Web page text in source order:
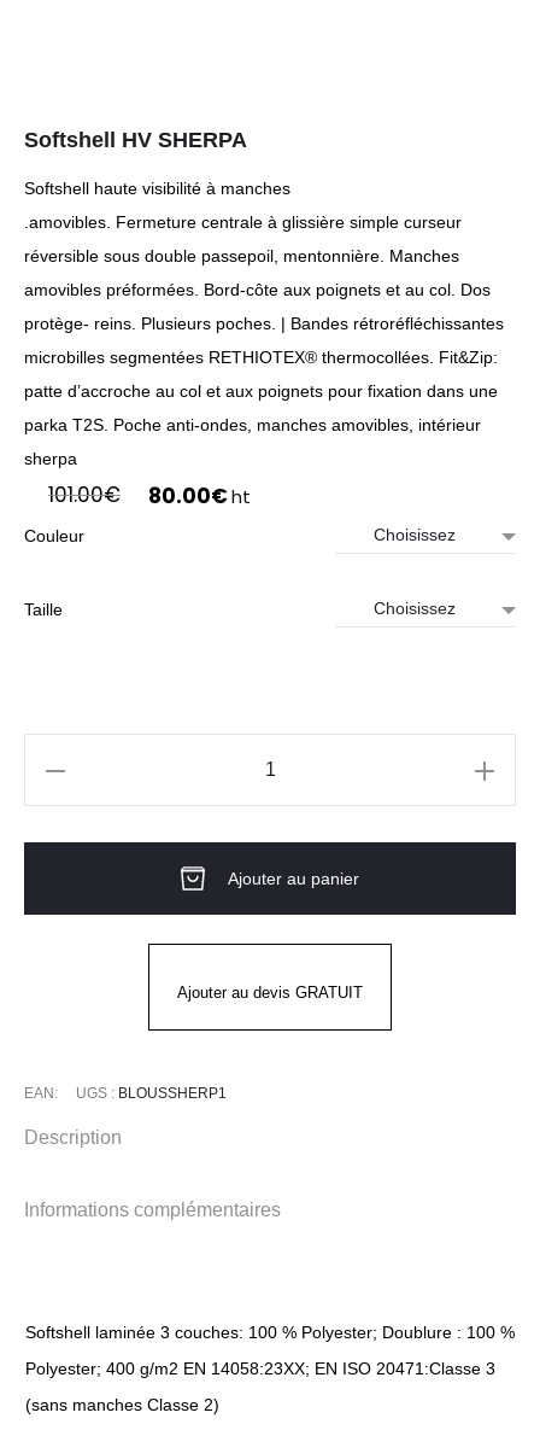
Softshell HV SHERPA
Softshell haute visibilité à manches
.amovibles. Fermeture centrale à glissière simple curseur
réversible sous double passepoil, mentonnière. Manches
amovibles préformées. Bord-côte aux poignets et au col. Dos
protège- reins. Plusieurs poches. | Bandes rétroréfléchissantes
microbilles segmentées RETHIOTEX® thermocollées. Fit&Zip:
patte d’accroche au col et aux poignets pour fixation dans une
parka T2S. Poche anti-ondes, manches amovibles, intérieur
sherpa
101.00€ 80.00€ Le
ht
Couleur
Taille
SHERPA
Ajouter au panier
Ajouter au devis GRATUIT
EAN: UGS : BLOUSSHERP1
Description
Informations complémentaires
Softshell laminée 3 couches: 100 % Polyester; Doublure : 100 %
Polyester; 400 g/m2 EN 14058:23XX; EN ISO 20471:Classe 3
(sans manches Classe 2)